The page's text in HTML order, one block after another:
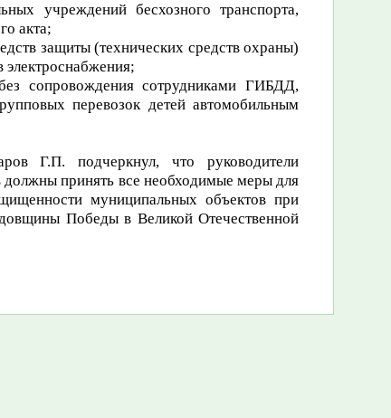
учреждений бесхозного транспорта,
акта;
защиты (технических средств охраны)
электроснабжения;
сопровождения сотрудниками ГИБДД,
перевозок детей автомобильным
Г.П. подчеркнул, что руководители
должны принять все необходимые меры для
муниципальных объектов при
Победы в Великой Отечественной